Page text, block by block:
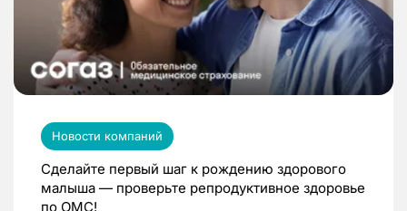
Новости компаний
Сделайте первый шаг к рождению здорового
малыша — проверьте репродуктивное здоровье
по ОМС!